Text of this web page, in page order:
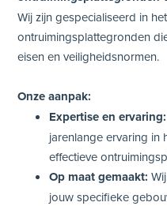
Wij zijn gespecialiseerd in
ontruimingsplattegronden
eisen en veiligheidsnormen.
Onze aanpak:
Expertise en ervaring:
jarenlange ervaring in
effectieve
Op maat gemaakt:
jouw specifieke